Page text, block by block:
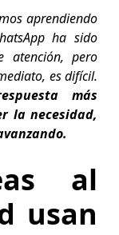
aprendiendo
ha sido
atención, pero
es difícil.
más
la necesidad,
al
usan